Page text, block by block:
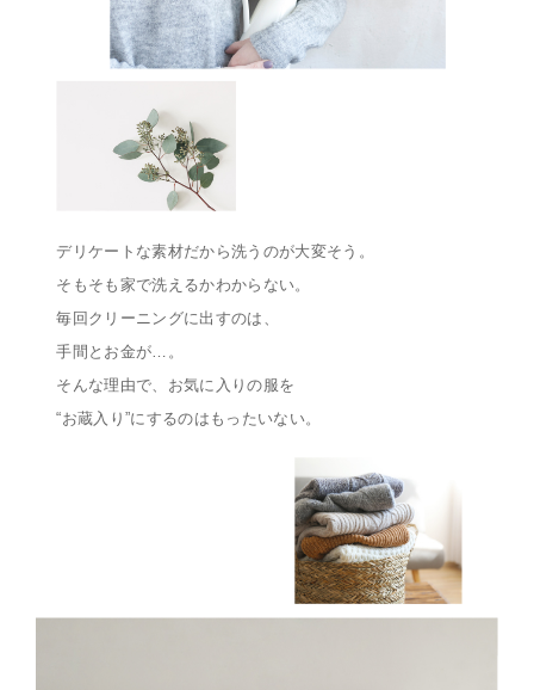
デリケートな素材だから洗うのが大変そう。
そもそも家で洗えるかわからない。
毎回クリーニングに出すのは、
手間とお金が…。
そんな理由で、お気に入りの服を
“お蔵入り”にするのはもったいない。